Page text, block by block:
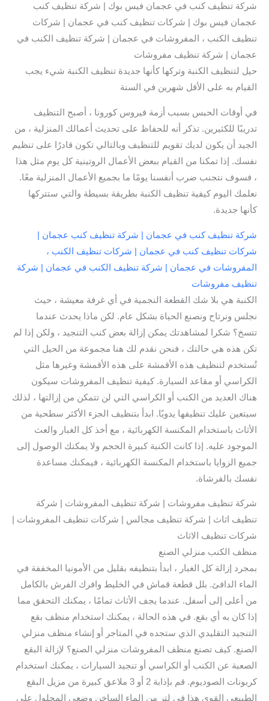
شركة تنظيف كنب في عجمان فيس بوك | شركة تنظيف كنب
عجمان فيس بوك | شركات تنظيف كنب في عجمان | شركات
تنظيف الكنب ، المفروشات في عجمان | شركة تنظيف الكنب في
عجمان | شركة تنظيف مفروشات
حيل لتنظيف الكنبة وتركها كأنها جديدة تنظيف الكنبة شيء يجب
القيام به على الأقل شهرين في السنة
في أوقات الحبس بسبب أزمة فيروس كورونا ، أصبح التنظيف
تدريبًا للكثيرين. تذكر أنه للحفاظ على تحديث أعمالك المنزلية ، من
الجيد أن يكون لديك تقويم للتنظيف وبالتالي تكون قادرًا على تنظيم
نفسك. إذا تمكنا من القيام ببعض الأعمال الروتينية كل يوم مثل هذا
، فسوف نتجنب ضرب أنفسنا يومًا ما بجميع الأعمال المنزلية معًا.
نعلمك اليوم كيفية تنظيف الكنبة بطريقة بسيطة والتي ستتركها
كأنها جديدة.
شركة تنظيف كنب في عجمان | شركة تنظيف كنب عجمان |
شركات تنظيف كنب في عجمان | شركات تنظيف الكنب ،
المفروشات في عجمان | شركة تنظيف الكنب في عجمان | شركة
تنظيف مفروشات
الكنبة هي بلا شك القطعة النجمية في أي غرفة معيشة ، حيث
نجلس ونرتاح ونصنع الحياة بشكل عام. لكن ماذا يحدث عندما
تتسخ؟ شكرا لمشاهدتك يمكن إزالة بعض كنب التنجيد ، ولكن إذا لم
تكن هذه هي حالتك ، فنحن نقدم لك هنا مجموعة من الحيل التي
تُستخدم لتنظيف هذه الأقمشة على هذه الأقمشة وغيرها مثل
الكراسي أو مقاعد السيارة. كيفية تنظيف المفروشات سيكون
هناك العديد من الكنب أو الكراسي التي لن تتمكن من إزالتها ، لذلك
سيتعين عليك تنظيفها يدويًا. ابدأ بتنظيف الجزء الأكثر سطحية من
الأثاث باستخدام المكنسة الكهربائية ، مع أخذ كل الغبار والعث
الموجود عليه. إذا كانت الكنبة كبيرة الحجم ولا يمكنك الوصول إلى
جميع الزوايا باستخدام المكنسة الكهربائية ، فيمكنك مساعدة
نفسك بالفرشاة.
شركة تنظيف مفروشات | شركة تنظيف المفروشات | شركة
تنظيف اثاث | شركة تنظيف مجالس | شركات تنظيف المفروشات |
شركات تنظيف الاثاث
منظف الكنب منزلي الصنع
بمجرد إزالة كل الغبار ، ابدأ بتنظيفه بقليل من الأمونيا المخففة في
الماء الدافئ. بلل قطعة قماش في الخليط وافرك الفرش بالكامل
من أعلى إلى أسفل. عندما يجف الأثاث تمامًا ، يمكنك التحقق مما
إذا كان به أي بقع. في هذه الحالة ، يمكنك استخدام منظف بقع
التنجيد التقليدي الذي ستجده في المتاجر أو إنشاء منظف منزلي
الصنع. كيف تصنع منظف المفروشات منزلي الصنع؟ لإزالة البقع
الصعبة عن الكنب أو الكراسي أو تنجيد السيارات ، يمكنك استخدام
كربونات الصوديوم. قم بإذابة 2 أو 3 ملاعق كبيرة من مزيل البقع
الطبيعي القوي هذا في لتر من الماء الساخن وضعي المحلول على